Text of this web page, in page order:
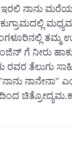
ಇರಲಿ ನಾನು
ಮಧ್ಯಮ
ತಮ್ಮ
ಗೆ ನೀರು
ತೆಲುಗು